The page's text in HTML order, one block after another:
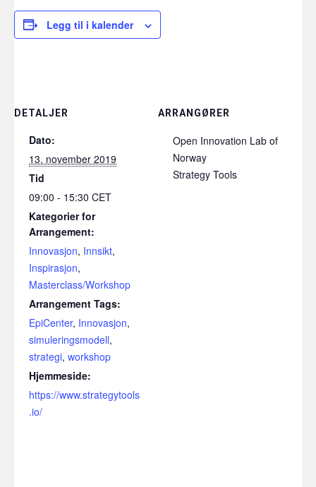
Legg til i kalender
DETALJER
Dato:
13. november 2019
Tid
09:00 - 15:30 CET
Kategorier for
Arrangement:
Innovasjon, Innsikt,
Inspirasjon,
Masterclass/Workshop
Arrangement Tags:
EpiCenter, Innovasjon,
simuleringsmodell,
strategi, workshop
Hjemmeside:
https://www.strategytools
.io/
ARRANGØRER
Open Innovation Lab of
Norway
Strategy Tools